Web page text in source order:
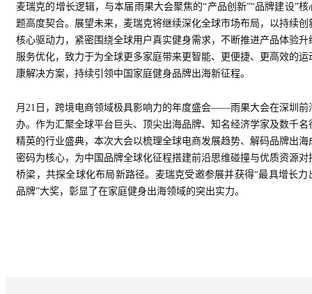
麦瑞克的增长逻辑，与本届雨果大会聚焦的“产品创新”“品牌建设”核
题高度契合。展望未来，麦瑞克将继续深化全球市场布局，以持续创
核心驱动力，紧密围绕全球用户真实健身需求，不断推进产品体验升
服务优化，致力于为全球更多家庭带来更智能、更便捷、更高效的运
康解决方案，持续引领中国家庭健身品牌出海新征程。
月21日，跨境电商领域极具影响力的年度盛会——雨果大会在深圳前
办。作为汇聚全球平台巨头、顶尖出海品牌、知名经济学家及数千名
精英的行业盛典，本次大会以梳理全球电商发展趋势、解码品牌出海
密码为核心，为中国品牌全球化征程搭建前沿思维碰撞与优质资源对
桥梁，共探全球化布局新路径。麦瑞克受邀参展并获得“最具增长力
品牌”大奖，彰显了在家庭健身出海领域的突出实力。